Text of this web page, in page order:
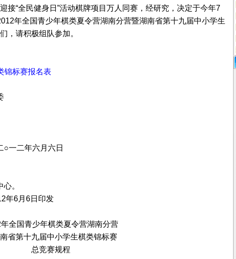
接“全民健身日”活动棋牌项目万人同赛，经研究，决定于今年7
年全国青少年棋类夏令营湖南分营暨湖南省第十九届中小学生
，请积极组队参加。
锦标赛报名表
六日
。
6月6日印发
全国青少年棋类夏令营湖南分营
省第十九届中小学生棋类锦标赛
总竞赛规程